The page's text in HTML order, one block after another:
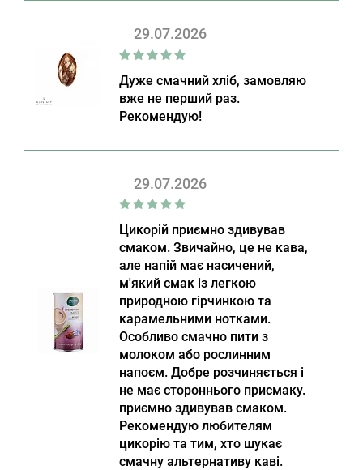
29.07.2026
Дуже смачний хліб, замовляю
вже не перший раз.
Рекомендую!
29.07.2026
Цикорій приємно здивував
смаком. Звичайно, це не кава,
але напій має насичений,
м'який смак із легкою
природною гірчинкою та
карамельними нотками.
Особливо смачно пити з
молоком або рослинним
напоєм. Добре розчиняється і
не має стороннього присмаку.
приємно здивував смаком.
Рекомендую любителям
цикорію та тим, хто шукає
смачну альтернативу каві.